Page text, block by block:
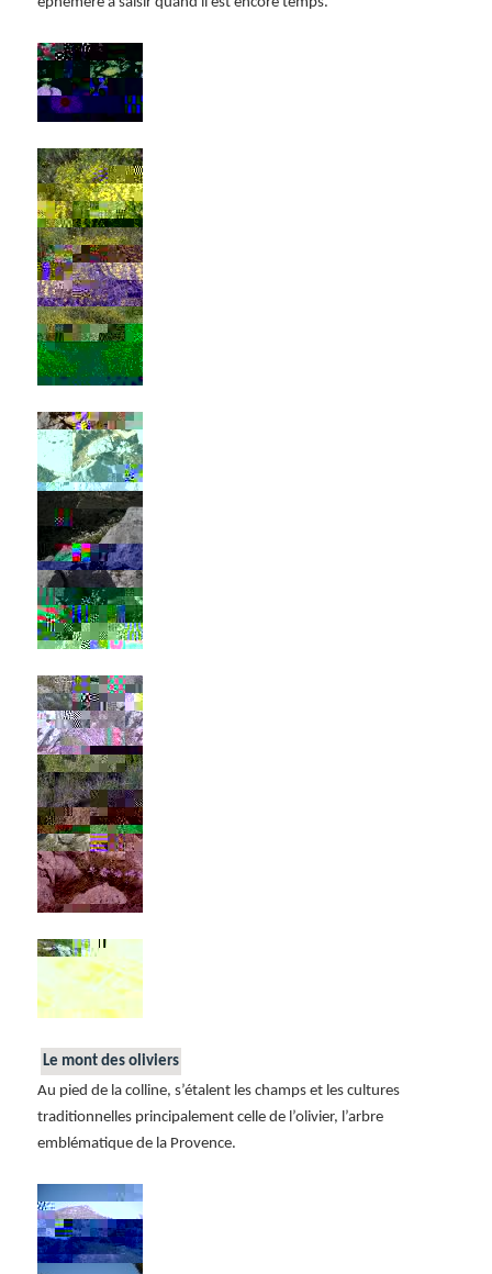
Le mont des oliviers
Au pied de la colline, s’étalent les champs et les cultures
traditionnelles principalement celle de l’olivier, l’arbre
emblématique de la Provence.